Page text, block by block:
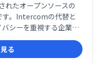
れたオープンソースの
。Intercomの代替と
シーを重視する企業に
を提供します。ソースコ
スタマイズ性に優れて
る